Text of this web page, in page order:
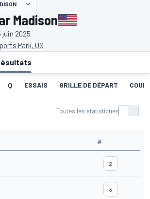
Madison
juin 2025
Park, US
Q ESSAIS GRILLE DE DÉPART
Toutes les statistiques
#
2
3